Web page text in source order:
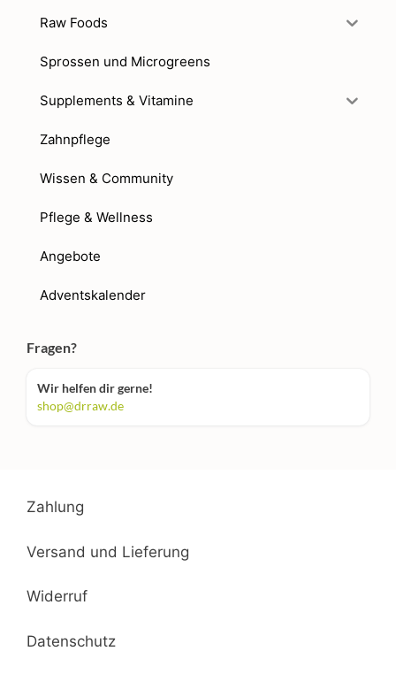
Raw Foods
Sprossen und Microgreens
Supplements & Vitamine
Zahnpflege
Wissen & Community
Pflege & Wellness
Angebote
Adventskalender
Fragen?
Wir helfen dir gerne!
shop@drraw.de
Zahlung
Versand und Lieferung
Widerruf
Datenschutz